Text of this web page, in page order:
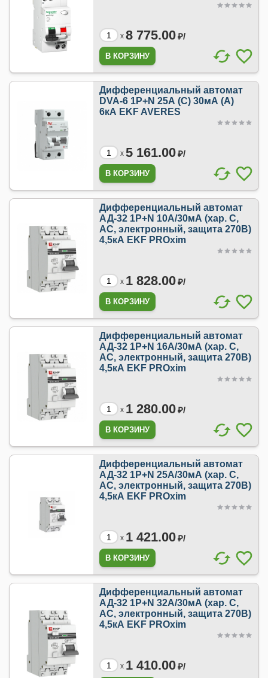
x 8 775.00₽/
Дифференциальный автомат
DVA-6 1P+N 25А (C) 30мА (A)
6кА EKF AVERES
x 5 161.00₽/
Дифференциальный автомат
АД-32 1P+N 10А/30мА (хар. C,
AC, электронный, защита 270В)
4,5кА EKF PROxim
x 1 828.00₽/
Дифференциальный автомат
АД-32 1P+N 16А/30мА (хар. C,
AC, электронный, защита 270В)
4,5кА EKF PROxim
x 1 280.00₽/
Дифференциальный автомат
АД-32 1P+N 25А/30мА (хар. C,
AC, электронный, защита 270В)
4,5кА EKF PROxim
x 1 421.00₽/
Дифференциальный автомат
АД-32 1P+N 32А/30мА (хар. C,
AC, электронный, защита 270В)
4,5кА EKF PROxim
x 1 410.00₽/